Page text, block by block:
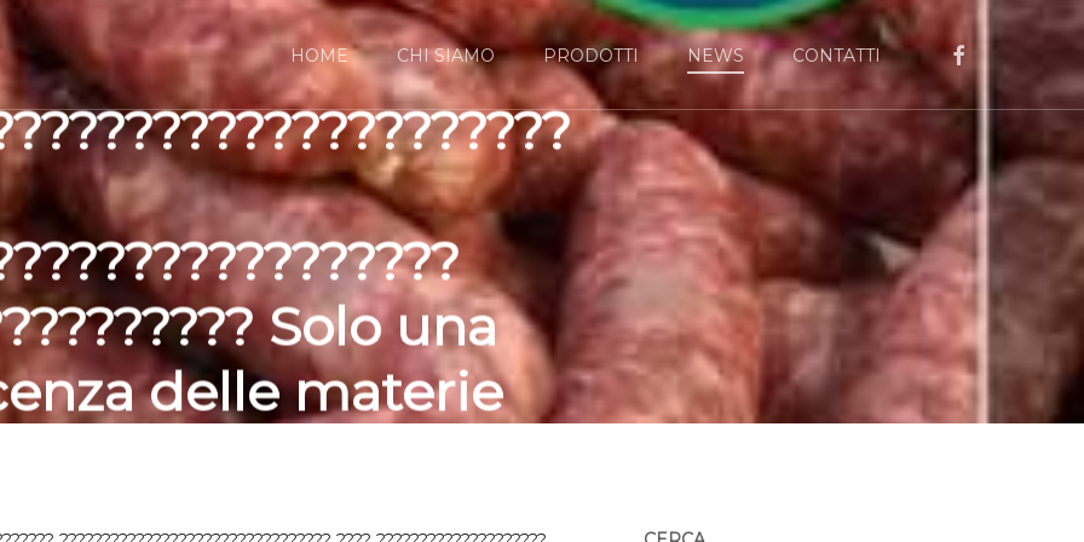
HOME CHI SIAMO PRODOTTI NEWS CONTATTI FACEBOOK
Solo una
delle materie